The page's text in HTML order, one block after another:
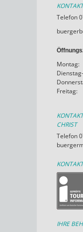
Telefon
Montag:
Freitag:
CHRIST
Telefon
IHRE